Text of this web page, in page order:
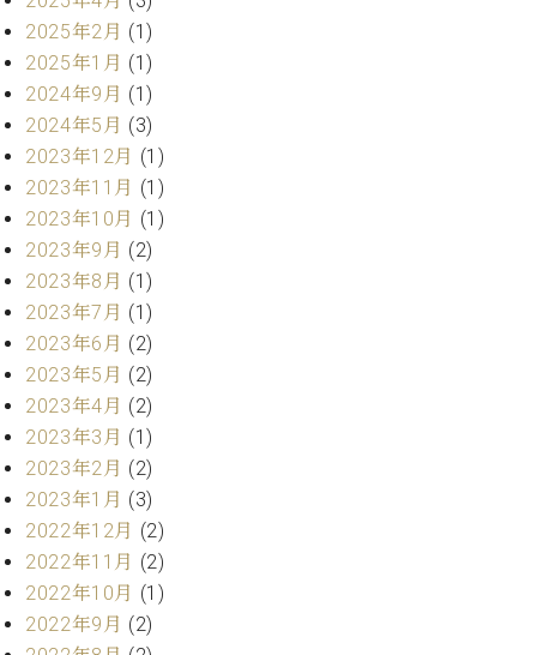
C.
ベ
ヒ
シ
ュ
タ
ン
コ
ン
サ
ー
ト
ア
ッ
プ
ラ
イ
ト
ア
ノ
C.
ベ
ジ
オ
納
入
実
績
楽
教
室
ご
愛
用
者
声
ト
コ
ン
ク
ー
ル
音
教
室
ラ
ム
東
店
ご
挨
拶
展
示
情
ホー
ル・
スタ
ジオ
レン
タル
ホー
ル・
スタ
2025年2月 (1)
2025年1月 (1)
2024年9月 (1)
2024年5月 (3)
2023年12月 (1)
2023年11月 (1)
2023年10月 (1)
2023年9月 (2)
2023年8月 (1)
2023年7月 (1)
2023年6月 (2)
2023年5月 (2)
2023年4月 (2)
2023年3月 (1)
2023年2月 (2)
2023年1月 (3)
2022年12月 (2)
2022年11月 (2)
2022年10月 (1)
2022年9月 (2)